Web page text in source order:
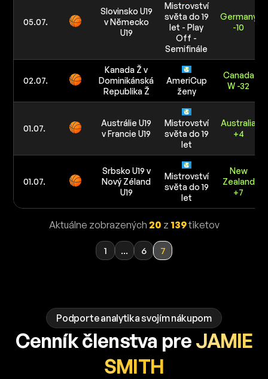
05.07.
Slovinsko U19
v Německo
U19
Mistrovství
světa do 19
let - Play
Off -
Semifinále
Germany
-10
02.07.
Kanada Ž v
Dominikánská
Republika Ž
AmeriCup
ženy
Canada
W -32
01.07.
Austrálie U19
v Francie U19
Mistrovství
světa do 19
let
Australia
+4
01.07.
Srbsko U19 v
Nový Zéland
U19
Mistrovství
světa do 19
let
New
Zealand
+7
Aktuálne zobrazených 20 z 139tiketov
1 ... 6 7
Podporte analytika svojím nákupom
Cenník členstva pre JAMIE
SMITH